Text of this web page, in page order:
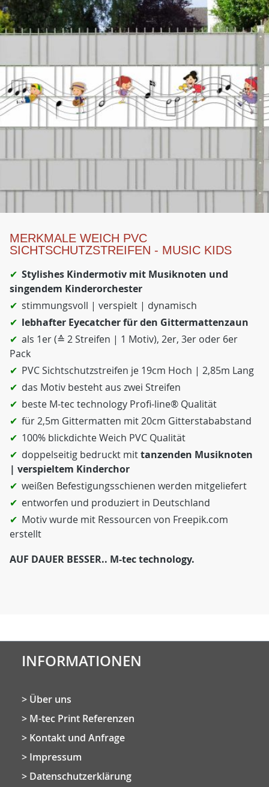
MERKMALE WEICH PVC
SICHTSCHUTZSTREIFEN - MUSIC KIDS
Stylishes Kindermotiv mit Musiknoten und
singendem Kinderorchester
stimmungsvoll | verspielt | dynamisch
lebhafter Eyecatcher für den Gittermattenzaun
als 1er (≙ 2 Streifen | 1 Motiv), 2er, 3er oder 6er
Pack
PVC Sichtschutzstreifen je 19cm Hoch | 2,85m Lang
das Motiv besteht aus zwei Streifen
beste M-tec technology Profi-line® Qualität
für 2,5m Gittermatten mit 20cm Gitterstababstand
100% blickdichte Weich PVC Qualität
doppelseitig bedruckt mittanzenden Musiknoten
| verspieltem Kinderchor
weißen Befestigungsschienen werden mitgeliefert
entworfen und produziert in Deutschland
Motiv wurde mit Ressourcen von Freepik.com
erstellt
AUF DAUER BESSER.. M-tec technology.
INFORMATIONEN
Über uns
M-tec Print Referenzen
Kontakt und Anfrage
Impressum
Datenschutzerklärung